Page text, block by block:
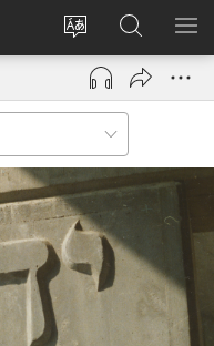
Spremeni
jezik
spletnega
mesta
Prijava
(odpre
okno)
Iskanje
po
JW.ORG